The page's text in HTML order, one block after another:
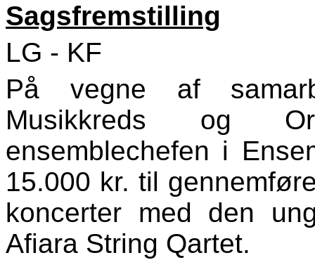
Sagsfremstilling
LG - KF
På vegne af
Musikkreds og
ensemblechefen i
15.000 kr. til
koncerter med den
Afiara String Qartet.